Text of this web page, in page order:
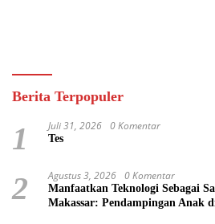
Berita Terpopuler
1 Juli 31, 2026 0 Komentar
Tes
2 Agustus 3, 2026 0 Komentar
Manfaatkan Teknologi Sebagai
Makassar: Pendampingan Anak